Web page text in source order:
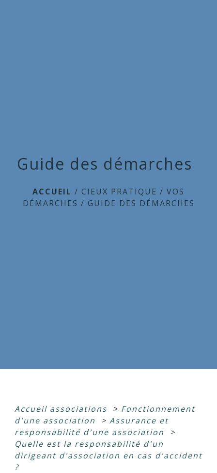
Guide des démarches
ACCUEIL / CIEUX PRATIQUE / VOS
DÉMARCHES / GUIDE DES DÉMARCHES
Accueil associations > Fonctionnement
d'une association
> Assurance et
responsabilité d'une association
>
Quelle est la responsabilité d'un
dirigeant d'association en cas d'accident
?